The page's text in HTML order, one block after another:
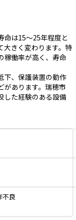
命は15～25年程度と
大きく変わります。特
稼働率が高く、寿命
下、保護装置の動作
があります。瑞穂市
した経験のある設備
不良